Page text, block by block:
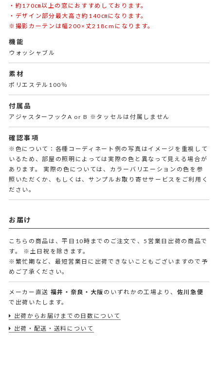
・約170㎝以上の窓におすすめしております。
・デザイン部分最大高さ約140㎝になります。
※撮影カーテンは幅200×丈218cmになります。
機能
ウォッシャブル
素材
ポリエステル100％
付属品
アジャスターフックA or B ※タッセルは付属しません
確認事項
※色について：各種コーディネート例の写真はイメージを重視して
いるため、部屋の照明によっては実際の色と異なって見える場合が
あります。 実際の色については、カラーバリエーションの色を参
照いただくか、もしくは、サンプルお取り寄せサービスをご利用く
ださい。
お届け
こちらの商品は、平日10時までのご注文で、5営業日出荷の商品で
す。
※土日祝を除きます。
※繁忙期など、最短営業日に出荷できないこともございますので予
めご了承ください。
メーカー直送 福井・奈良・大阪 のいずれかの工場より、 佐川急便
で出荷いたします。
出荷からお届けまでの日数について
出荷・配送・送料について